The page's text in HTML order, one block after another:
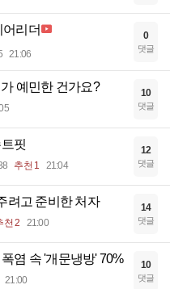
어리더
21:06
0
댓글
예민한 건가요? 10
댓글
핏
추천 1 21:04
12
댓글
려고 준비한 처자
천 2 21:00
14
댓글
염 속 '개문냉방' 70%
21:00
10
댓글